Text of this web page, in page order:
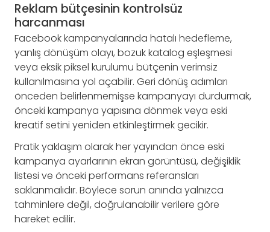
Reklam bütçesinin kontrolsüz
harcanması
Facebook kampanyalarında hatalı hedefleme,
yanlış dönüşüm olayı, bozuk katalog eşleşmesi
veya eksik piksel kurulumu bütçenin verimsiz
kullanılmasına yol açabilir. Geri dönüş adımları
önceden belirlenmemişse kampanyayı durdurmak,
önceki kampanya yapısına dönmek veya eski
kreatif setini yeniden etkinleştirmek gecikir.
Pratik yaklaşım olarak her yayından önce eski
kampanya ayarlarının ekran görüntüsü, değişiklik
listesi ve önceki performans referansları
saklanmalıdır. Böylece sorun anında yalnızca
tahminlere değil, doğrulanabilir verilere göre
hareket edilir.